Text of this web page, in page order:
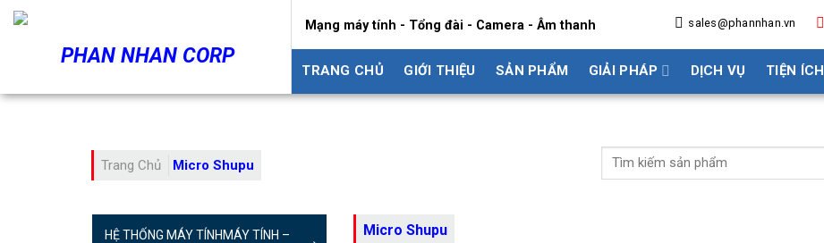
Skip
PHAN NHAN CORP
Mạng máy tính - Tổng đài - Camera - Âm thanh sales@phannhan.vn
TRANG CHỦ GIỚI THIỆU SẢN PHẨM GIẢI PHÁP DỊCH VỤ TIỆN ÍCH
Trang Chủ Micro Shupu
HỆ THỐNG MÁY TÍNH MÁY TÍNH –
Micro Shupu